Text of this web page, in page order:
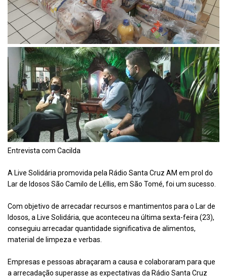
Entrevista com Cacilda
A Live Solidária promovida pela Rádio Santa Cruz AM em prol do
Lar de Idosos São Camilo de Léllis, em São Tomé, foi um sucesso.
Com objetivo de arrecadar recursos e mantimentos para o Lar de
Idosos, a Live Solidária, que aconteceu na última sexta-feira (23),
conseguiu arrecadar quantidade significativa de alimentos,
material de limpeza e verbas.
Empresas e pessoas abraçaram a causa e colaboraram para que
a arrecadação superasse as expectativas da Rádio Santa Cruz